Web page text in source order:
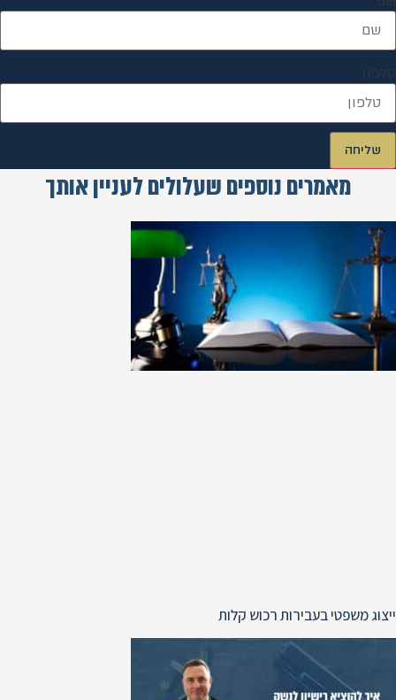
טלפון
שליחה
מאמרים נוספים שעלולים לעניין אותך
ייצוג משפטי בעבירות רכוש קלות